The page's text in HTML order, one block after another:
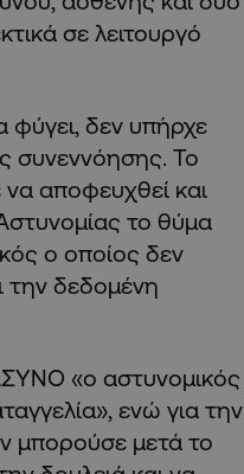
σε λειτουργό
φύγει, δεν υπήρχε
συνεννόησης. Το
αποφευχθεί και
το θύμα
ο οποίος δεν
την δεδομένη
«ο αστυνομικός
ενώ για την
μπορούσε μετά το